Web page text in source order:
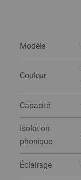
Modèle
Couleur
Capacité
Isolation
phonique
Éclairage